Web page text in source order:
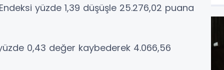
yüzde 1,39 düşüşle 25.276,02 puana
0,43 değer kaybederek 4.066,56